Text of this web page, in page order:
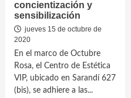
concientización y
sensibilización
jueves 15 de octubre de
2020
En el marco de Octubre
Rosa, el Centro de Estética
VIP, ubicado en Sarandí 627
(bis), se adhiere a las...